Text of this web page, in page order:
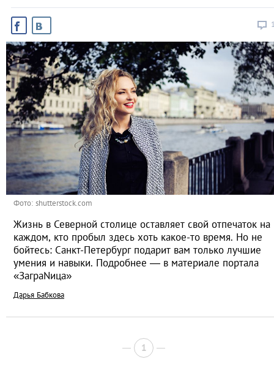
Фото: shutterstock.com
Жизнь в Северной столице оставляет свой отпечаток на
каждом, кто пробыл здесь хоть какое-то время. Но не
бойтесь: Санкт-Петербург подарит вам только лучшие
умения и навыки. Подробнее — в материале портала
«ЗаграNица»
Дарья Бабкова
1